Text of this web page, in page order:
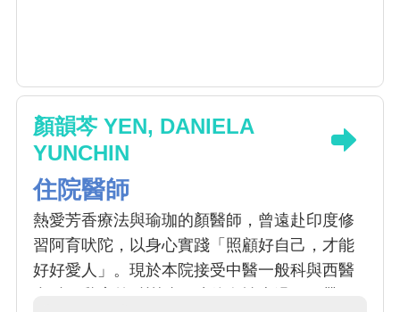
顏韻芩 YEN, DANIELA
YUNCHIN
住院醫師
熱愛芳香療法與瑜珈的顏醫師，曾遠赴印度修
習阿育吠陀，以身心實踐「照顧好自己，才能
好好愛人」。現於本院接受中醫一般科與西醫